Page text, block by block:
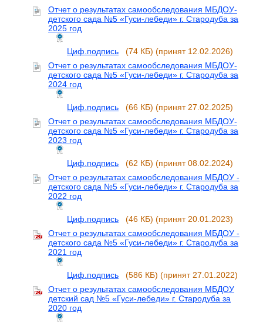
Отчет о результатах самообследования МБДОУ-
детского сада №5 «Гуси-лебеди» г. Стародуба за
2025 год
Циф.подпись (74 КБ) (принят 12.02.2026)
Отчет о результатах самообследования МБДОУ-
детского сада №5 «Гуси-лебеди» г. Стародуба за
2024 год
Циф.подпись (66 КБ) (принят 27.02.2025)
Отчет о результатах самообследования МБДОУ-
детского сада №5 «Гуси-лебеди» г. Стародуба за
2023 год
Циф.подпись (62 КБ) (принят 08.02.2024)
Отчет о результатах самообследования МБДОУ -
детского сада №5 «Гуси-лебеди» г. Стародуба за
2022 год
Циф.подпись (46 КБ) (принят 20.01.2023)
Отчет о результатах самообследования МБДОУ -
детского сада №5 «Гуси-лебеди» г. Стародуба за
2021 год
Циф.подпись (586 КБ) (принят 27.01.2022)
Отчет о результатах самообследования МБДОУ
детский сад №5 «Гуси-лебеди» г. Стародуба за
2020 год